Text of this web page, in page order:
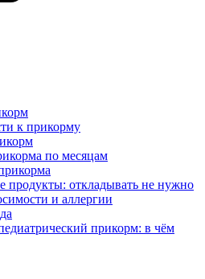
к прикорму
по месяцам
продукты: откладывать не нужно
и аллергии
прикорм: в чём